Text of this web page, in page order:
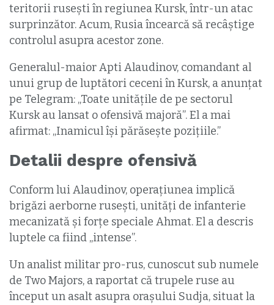
teritorii rusești în regiunea Kursk, într-un atac
surprinzător. Acum, Rusia încearcă să recâștige
controlul asupra acestor zone.
Generalul-maior Apti Alaudinov, comandant al
unui grup de luptători ceceni în Kursk, a anunțat
pe Telegram: „Toate unitățile de pe sectorul
Kursk au lansat o ofensivă majoră”. El a mai
afirmat: „Inamicul își părăsește pozițiile.”
Detalii despre ofensivă
Conform lui Alaudinov, operațiunea implică
brigăzi aerborne rusești, unități de infanterie
mecanizată și forțe speciale Ahmat. El a descris
luptele ca fiind „intense”.
Un analist militar pro-rus, cunoscut sub numele
de Two Majors, a raportat că trupele ruse au
început un asalt asupra orașului Sudja, situat la